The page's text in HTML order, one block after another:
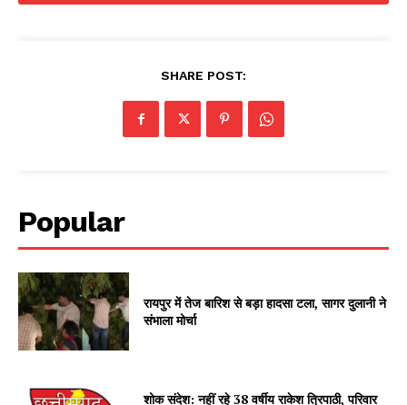
SHARE POST:
Popular
रायपुर में तेज बारिश से बड़ा हादसा टला, सागर दुलानी ने
संभाला मोर्चा
शोक संदेश: नहीं रहे 38 वर्षीय राकेश त्रिपाठी, परिवार